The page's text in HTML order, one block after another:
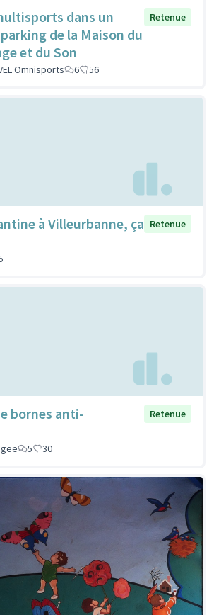
dans un
de la Maison du
et du Son
Retenue
Omnisports 6 56
à Villeurbanne, ça Retenue
bornes anti-
Retenue
5 30